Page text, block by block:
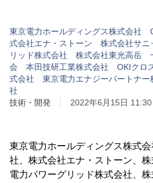
東京電力ホールディングス株式会
式会社エナ・ストーン 株式会社サ
リッド株式会社 株式会社東光高岳
会 本田技研工業株式会社 OKIクロ
式会社 東京電力エナジーパートナ
社
技術・開発
2022年6月15日 11:30
東京電力ホールディングス株式
社、株式会社エナ・ストーン、
電力パワーグリッド株式会社、